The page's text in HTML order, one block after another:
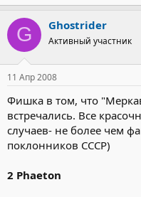
G Ghostrider
Активный участник
11 Апр 2008
Фишка в том, что
встречались. Все
случаев- не более чем
поклонников СССР)
2 Phaeton